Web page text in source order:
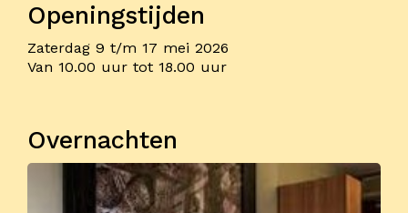
Openingstijden
Zaterdag 9 t/m 17 mei 2026
Van 10.00 uur tot 18.00 uur
Overnachten